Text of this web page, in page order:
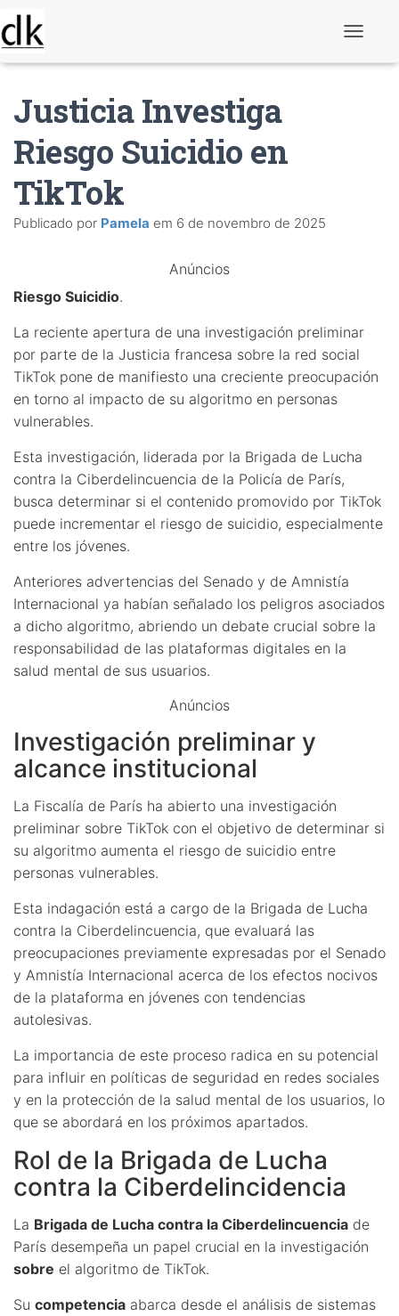
Justicia Investiga
Riesgo Suicidio en
TikTok
Publicado por Pamela em 6 de novembro de 2025
Anúncios
Riesgo Suicidio.
La reciente apertura de una investigación preliminar
por parte de la Justicia francesa sobre la red social
TikTok pone de manifiesto una creciente preocupación
en torno al impacto de su algoritmo en personas
vulnerables.
Esta investigación, liderada por la Brigada de Lucha
contra la Ciberdelincuencia de la Policía de París,
busca determinar si el contenido promovido por TikTok
puede incrementar el riesgo de suicidio, especialmente
entre los jóvenes.
Anteriores advertencias del Senado y de Amnistía
Internacional ya habían señalado los peligros asociados
a dicho algoritmo, abriendo un debate crucial sobre la
responsabilidad de las plataformas digitales en la
salud mental de sus usuarios.
Anúncios
Investigación preliminar y
alcance institucional
La Fiscalía de París ha abierto una investigación
preliminar sobre TikTok con el objetivo de determinar si
su algoritmo aumenta el riesgo de suicidio entre
personas vulnerables.
Esta indagación está a cargo de la Brigada de Lucha
contra la Ciberdelincuencia, que evaluará las
preocupaciones previamente expresadas por el Senado
y Amnistía Internacional acerca de los efectos nocivos
de la plataforma en jóvenes con tendencias
autolesivas.
La importancia de este proceso radica en su potencial
para influir en políticas de seguridad en redes sociales
y en la protección de la salud mental de los usuarios, lo
que se abordará en los próximos apartados.
Rol de la Brigada de Lucha
contra la Ciberdelincidencia
La Brigada de Lucha contra la Ciberdelincuencia de
París desempeña un papel crucial en la investigación
sobre el algoritmo de TikTok.
Su competencia abarca desde el análisis de sistemas